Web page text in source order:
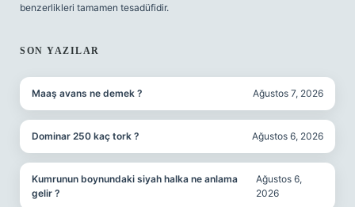
benzerlikleri tamamen tesadüfidir.
SON YAZILAR
Maaş avans ne demek ? Ağustos 7, 2026
Dominar 250 kaç tork ? Ağustos 6, 2026
Kumrunun boynundaki siyah halka ne anlama
gelir ?
Ağustos 6,
2026